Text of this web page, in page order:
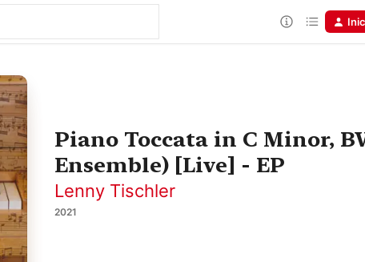
Piano Toccata in C Minor,
Ensemble) [Live] - EP
Lenny Tischler
2021